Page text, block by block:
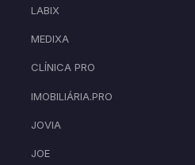
LABIX
MEDIXA
CLÍNICA PRO
IMOBILIÁRIA.PRO
JOVIA
JOE